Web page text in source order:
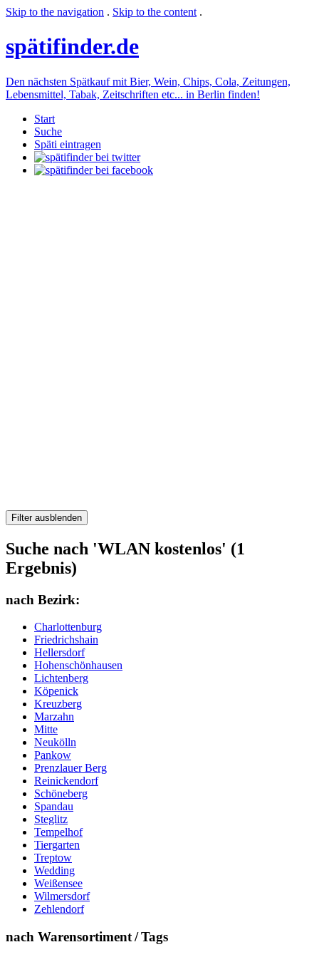
Skip to the navigation . Skip to the content .
spätifinder.de
Den nächsten Spätkauf mit Bier, Wein, Chips, Cola, Zeitungen,
Lebensmittel, Tabak, Zeitschriften etc... in Berlin finden!
Start
Suche
Späti eintragen
Filter ausblenden
Suche nach 'WLAN kostenlos' (1
Ergebnis)
nach Bezirk:
Charlottenburg
Friedrichshain
Hellersdorf
Hohenschönhausen
Lichtenberg
Köpenick
Kreuzberg
Marzahn
Mitte
Neukölln
Pankow
Prenzlauer Berg
Reinickendorf
Schöneberg
Spandau
Steglitz
Tempelhof
Tiergarten
Treptow
Wedding
Weißensee
Wilmersdorf
Zehlendorf
nach Warensortiment / Tags